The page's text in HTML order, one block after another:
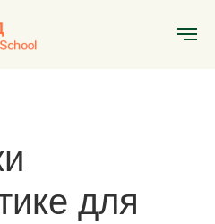
с элементами акробатики
для